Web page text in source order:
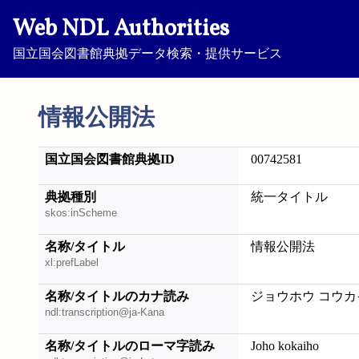
Web NDL Authorities
国立国会図書館典拠データ検索・提供サービス
情報公開法
国立国会図書館典拠ID 00742581
典拠種別
skos:inScheme
統一タイトル
名称/タイトル
xl:prefLabel
情報公開法
名称/タイトルのカナ読み
ndl:transcription@ja-Kana
ジョウホウ コウ
名称/タイトルのローマ字読み Joho kokaiho